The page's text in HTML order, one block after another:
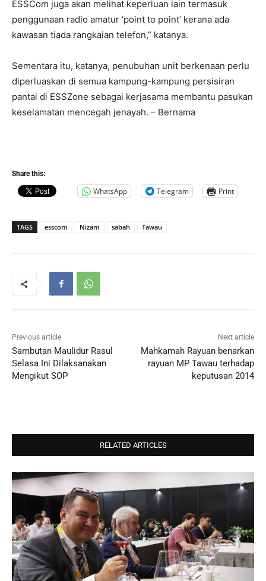
ESSCom juga akan melihat keperluan lain termasuk
penggunaan radio amatur ‘point to point’ kerana ada
kawasan tiada rangkaian telefon,” katanya.
Sementara itu, katanya, penubuhan unit berkenaan perlu
diperluaskan di semua kampung-kampung persisiran
pantai di ESSZone sebagai kerjasama membantu pasukan
keselamatan mencegah jenayah. – Bernama
Share this:
WhatsApp Telegram Print
TAGS esscom Nizam sabah Tawau
Previous article
Sambutan Maulidur Rasul
Selasa Ini Dilaksanakan
Mengikut SOP
Next article
Mahkamah Rayuan benarkan
rayuan MP Tawau terhadap
keputusan 2014
RELATED ARTICLES